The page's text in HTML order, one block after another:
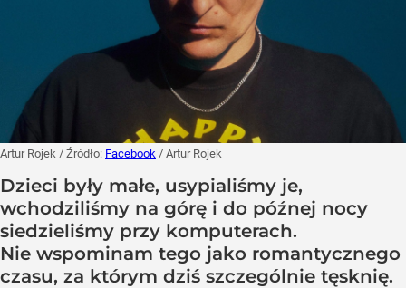
Artur Rojek / Źródło: Facebook / Artur Rojek
Dzieci były małe, usypialiśmy je,
wchodziliśmy na górę i do późnej nocy
siedzieliśmy przy komputerach.
Nie wspominam tego jako romantycznego
czasu, za którym dziś szczególnie tęsknię.